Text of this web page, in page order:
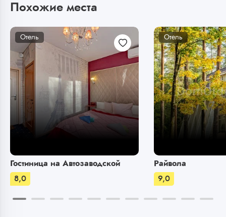
Похожие места
Отель
Гостиница на Автозаводской
8,0
Отель
Райвола
9,0